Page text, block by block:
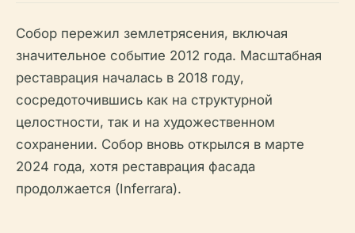
Собор пережил землетрясения, включая
значительное событие 2012 года. Масштабная
реставрация началась в 2018 году,
сосредоточившись как на структурной
целостности, так и на художественном
сохранении. Собор вновь открылся в марте
2024 года, хотя реставрация фасада
продолжается (Inferrara).